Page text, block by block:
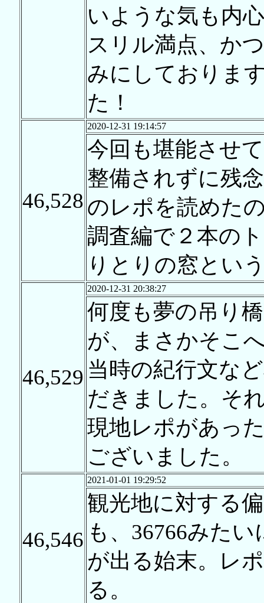
いような気も内
スリル満点、か
みにしておりま
た！
46,528
2020-12-31 19:14:57
今回も堪能させ
整備されずに残
のレポを読めた
調査編で２本の
りとりの窓とい
46,529
2020-12-31 20:38:27
何度も夢の吊り
が、まさかそこ
当時の紀行文な
だきました。そ
現地レポがあっ
ございました。
46,546
2021-01-01 19:29:52
観光地に対する
も、36766みた
が出る始末。レ
る。